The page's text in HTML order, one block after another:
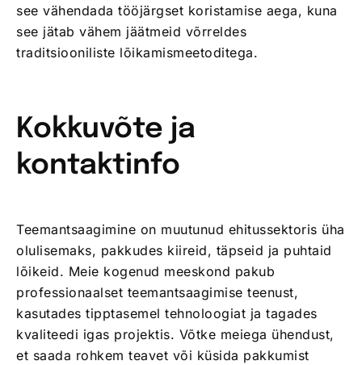
see vähendada tööjärgset koristamise aega, kuna
see jätab vähem jäätmeid võrreldes
traditsiooniliste lõikamismeetoditega.
Kokkuvõte ja
kontaktinfo
Teemantsaagimine on muutunud ehitussektoris üha
olulisemaks, pakkudes kiireid, täpseid ja puhtaid
lõikeid. Meie kogenud meeskond pakub
professionaalset teemantsaagimise teenust,
kasutades tipptasemel tehnoloogiat ja tagades
kvaliteedi igas projektis. Võtke meiega ühendust,
et saada rohkem teavet või küsida pakkumist